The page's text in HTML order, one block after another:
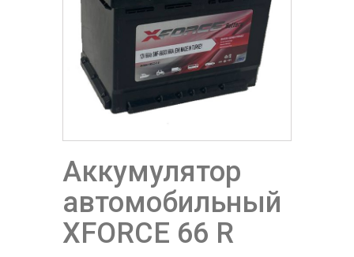
Аккумулятор
автомобильный
XFORCE 66 R